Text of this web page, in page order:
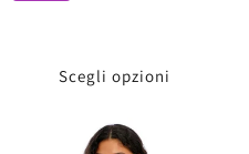
Scegli opzioni